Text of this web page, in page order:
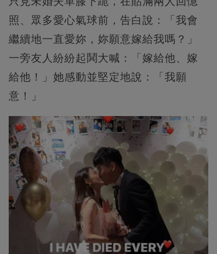
照、眾多愛心氣球前，告白說：「我會
繼續地一直愛妳，妳願意嫁給我嗎？」
一旁友人紛紛起鬨大喊：「嫁給他、嫁
給他！」她感動並堅定地說：「我願
意！」